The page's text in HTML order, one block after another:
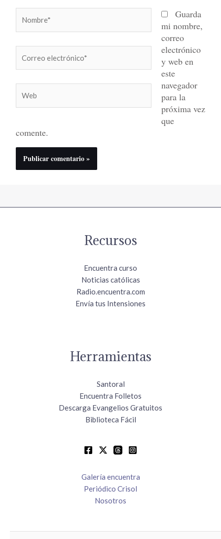
electrónico*
Guarda
mi nombre,
correo
electrónico
y web en
este
navegador
para la
próxima vez
que
comente.
Recursos
Encuentra curso
Noticias católicas
Radio.encuentra.com
Envía tus Intensiones
Herramientas
Santoral
Encuentra Folletos
Descarga Evangelios Gratuitos
Biblioteca Fácil
Galería encuentra
Periódico Crisol
Nosotros